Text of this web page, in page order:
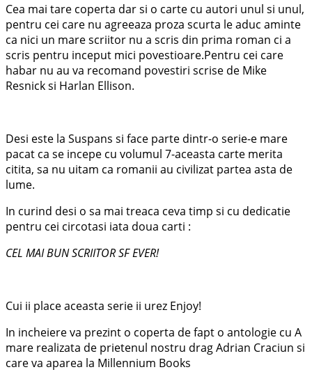
Cea mai tare coperta dar si o carte cu autori unul si unul,
pentru cei care nu agreeaza proza scurta le aduc aminte
ca nici un mare scriitor nu a scris din prima roman ci a
scris pentru inceput mici povestioare.Pentru cei care
habar nu au va recomand povestiri scrise de Mike
Resnick si Harlan Ellison.
Desi este la Suspans si face parte dintr-o serie-e mare
pacat ca se incepe cu volumul 7-aceasta carte merita
citita, sa nu uitam ca romanii au civilizat partea asta de
lume.
In curind desi o sa mai treaca ceva timp si cu dedicatie
pentru cei circotasi iata doua carti :
CEL MAI BUN SCRIITOR SF EVER!
Cui ii place aceasta serie ii urez Enjoy!
In incheiere va prezint o coperta de fapt o antologie cu A
mare realizata de prietenul nostru drag Adrian Craciun si
care va aparea la Millennium Books